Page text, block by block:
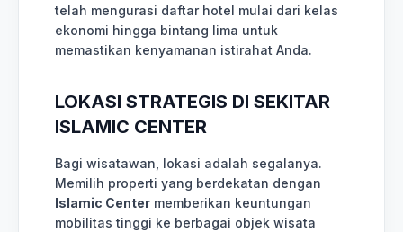
telah mengurasi daftar hotel mulai dari kelas
ekonomi hingga bintang lima untuk
memastikan kenyamanan istirahat Anda.
LOKASI STRATEGIS DI SEKITAR
ISLAMIC CENTER
Bagi wisatawan, lokasi adalah segalanya.
Memilih properti yang berdekatan dengan
Islamic Center memberikan keuntungan
mobilitas tinggi ke berbagai objek wisata